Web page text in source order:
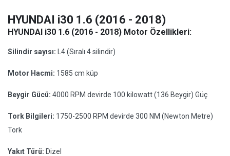
HYUNDAI i30 1.6 (2016 - 2018)
HYUNDAI i30 1.6 (2016 - 2018) Motor Özellikleri:
Silindir sayısı: L4 (Sıralı 4 silindir)
Motor Hacmi: 1585 cm küp
Beygir Gücü: 4000 RPM devirde 100 kilowatt (136 Beygir) Güç
Tork Bilgileri: 1750-2500 RPM devirde 300 NM (Newton Metre)
Tork
Yakıt Türü: Dizel